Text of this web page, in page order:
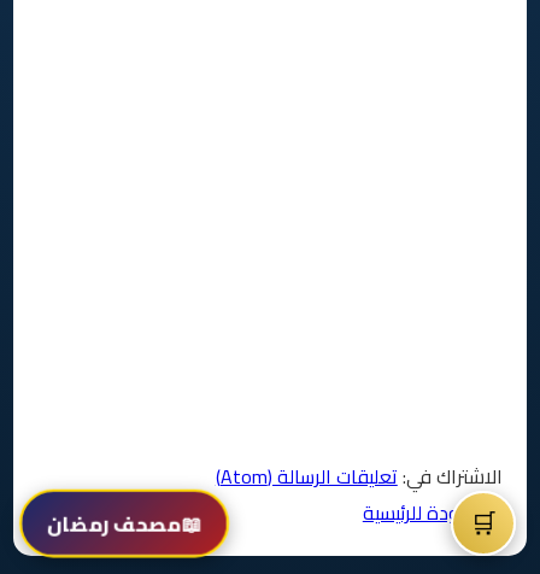
📖مصحف رمضان 🛒
الاشتراك في:تعليقات الرسالة (Atom)
⬅️ العودة للرئيسية